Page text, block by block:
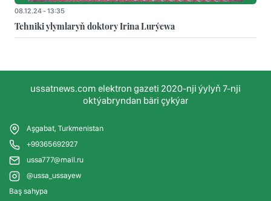
08.12.24 - 13:35
Tehniki ylymlaryň doktory Irina Lurýewa
ussatnews.com elektron gazeti 2020-nji ýylyň 7-nji
oktýabryndan bäri çykýar
Aşgabat, Turkmenistan
+99365692927
ussa777@mail.ru
@ussa_ussayew
Baş sahypa